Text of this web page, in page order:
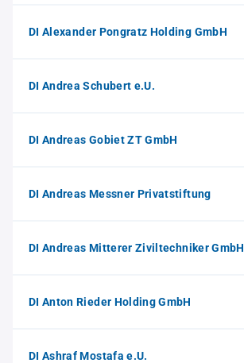
DI Alexander Pongratz Holding GmbH
DI Andrea Schubert e.U.
DI Andreas Gobiet ZT GmbH
DI Andreas Messner Privatstiftung
DI Andreas Mitterer Ziviltechniker GmbH
DI Anton Rieder Holding GmbH
DI Ashraf Mostafa e.U.